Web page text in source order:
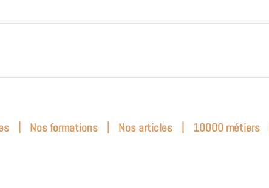
| Nos formations | Nos articles | 10000 métiers